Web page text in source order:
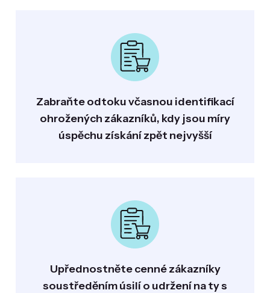
Zabraňte odtoku včasnou identifikací
ohrožených zákazníků, kdy jsou míry
úspěchu získání zpět nejvyšší
Upřednostněte cenné zákazníky
soustředěním úsilí o udržení na ty s